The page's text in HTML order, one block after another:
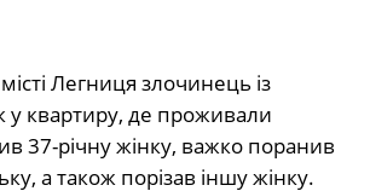
Легниця злочинець із
квартиру, де проживали
37-річну жінку, важко поранив
а також порізав іншу жінку.